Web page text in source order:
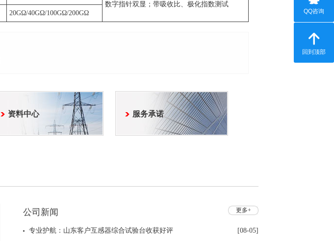
数字指针双显；带吸收比、极化指数测试
20GΩ/40GΩ/100GΩ/200GΩ
资料中心 服务承诺
更多+
公司新闻
[08-05]
专业护航：山东客户互感器综合试验台收获好评
QQ咨询
回到顶部